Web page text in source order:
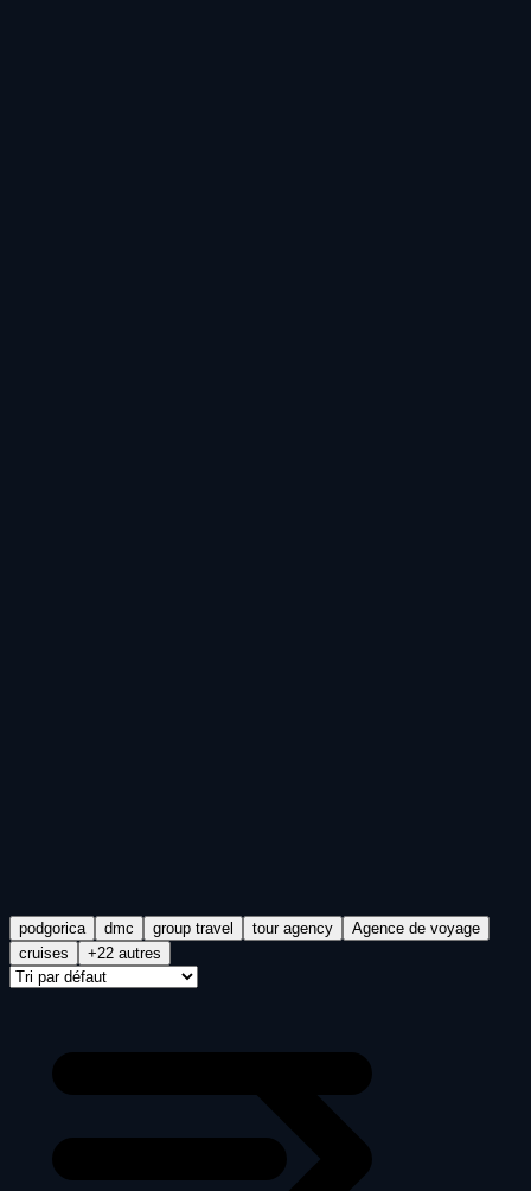
podgorica dmc group travel tour agency
Agence de voyage
cruises
+22 autres